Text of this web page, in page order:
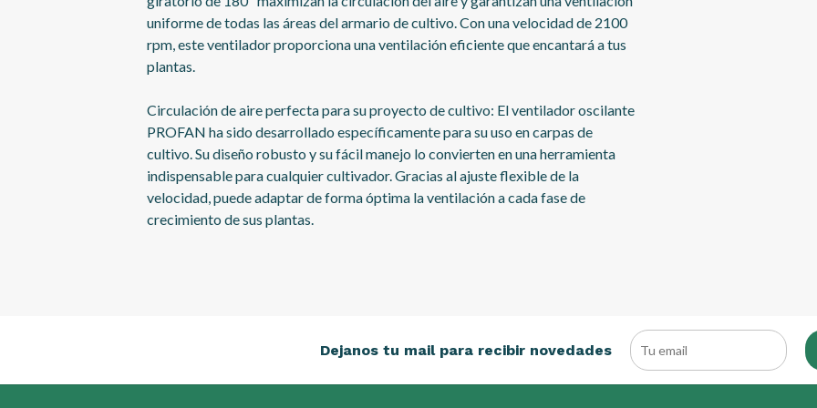
uniforme de todas las áreas del armario de cultivo. Con una velocidad de 2100
rpm, este ventilador proporciona una ventilación eficiente que encantará a tus
plantas.
Circulación de aire perfecta para su proyecto de cultivo: El ventilador oscilante
PROFAN ha sido desarrollado específicamente para su uso en carpas de
cultivo. Su diseño robusto y su fácil manejo lo convierten en una herramienta
indispensable para cualquier cultivador. Gracias al ajuste flexible de la
velocidad, puede adaptar de forma óptima la ventilación a cada fase de
crecimiento de sus plantas.
Dejanos tu mail para recibir novedades